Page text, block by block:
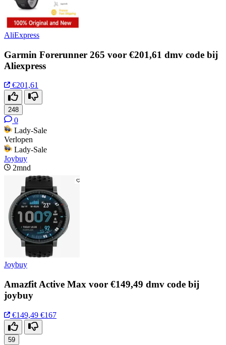
AliExpress
Garmin Forerunner 265 voor €201,61 dmv code bij
Aliexpress
€201,61
248
0
Lady-Sale
Verlopen
Lady-Sale
Joybuy
2mnd
Joybuy
Amazfit Active Max voor €149,49 dmv code bij
joybuy
€149,49 €167
59